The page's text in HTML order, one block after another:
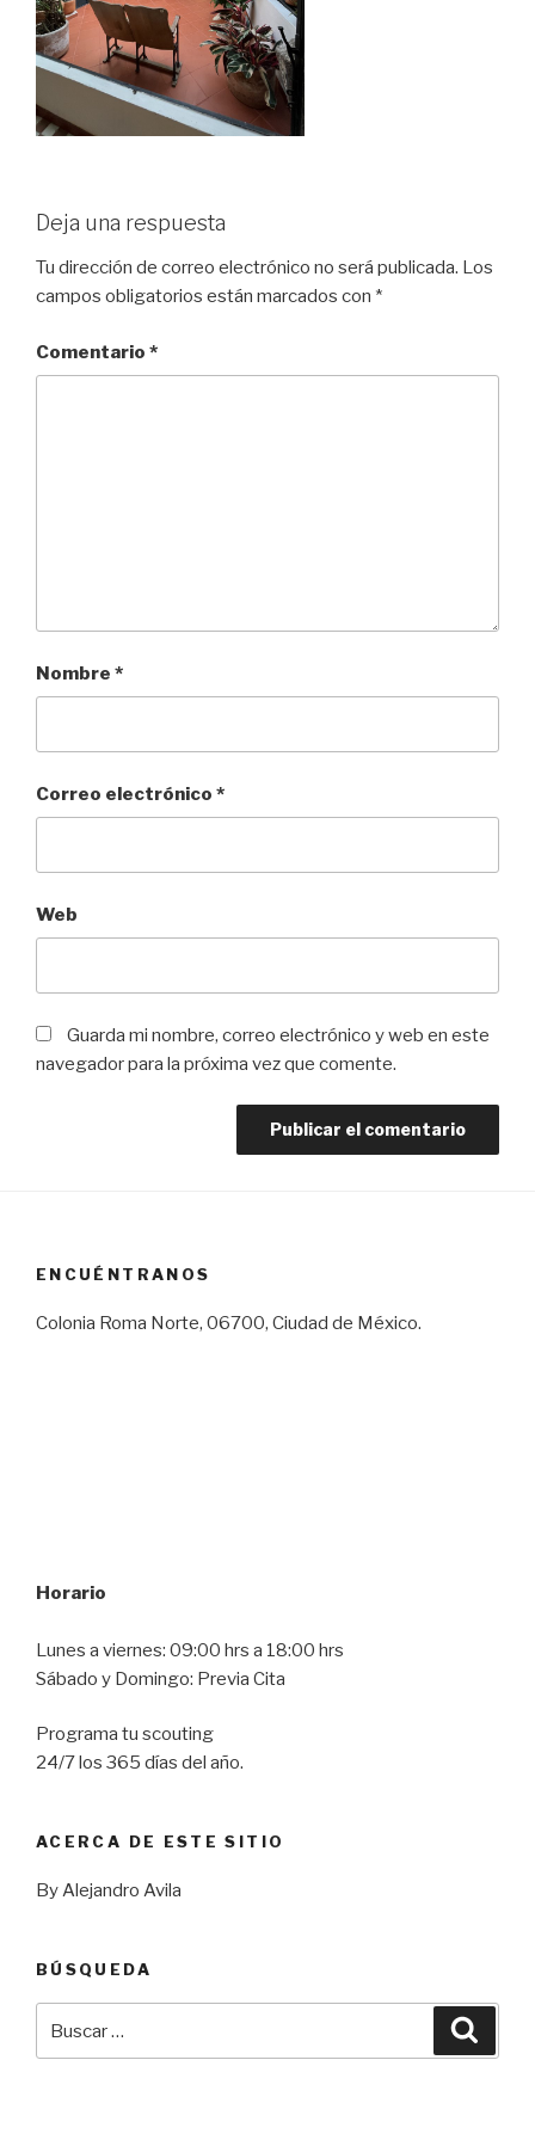
Deja una respuesta
Tu dirección de correo electrónico no será publicada. Los
campos obligatorios están marcados con *
Comentario *
Nombre *
Correo electrónico *
Web
Guarda mi nombre, correo electrónico y web en este
navegador para la próxima vez que comente.
ENCUÉNTRANOS
Colonia Roma Norte, 06700, Ciudad de México.
Horario
Lunes a viernes: 09:00 hrs a 18:00 hrs
Sábado y Domingo: Previa Cita
Programa tu scouting
24/7 los 365 días del año.
ACERCA DE ESTE SITIO
By Alejandro Avila
BÚSQUEDA